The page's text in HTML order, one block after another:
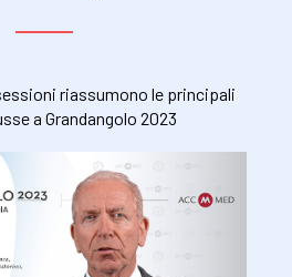
riassumono le principali
a Grandangolo 2023